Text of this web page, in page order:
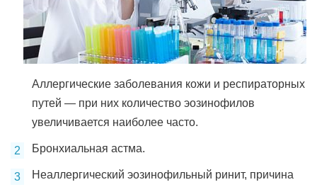
Аллергические заболевания кожи и респираторных
путей — при них количество эозинофилов
увеличивается наиболее часто.
Бронхиальная астма.
Неаллергический эозинофильный ринит, причина